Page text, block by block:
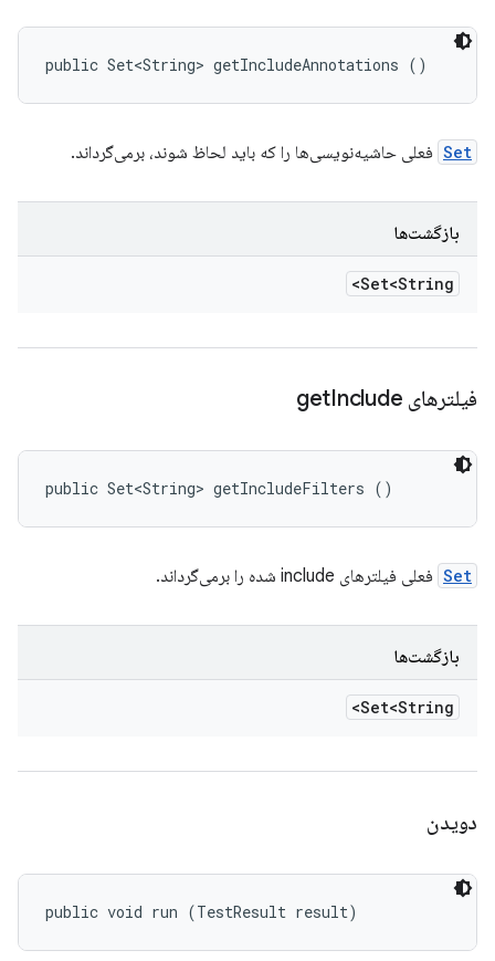
public Set<String> getIncludeAnnotations ()
Set فعلی حاشیه‌نویسی‌ها را که باید لحاظ شوند، برمی‌گرداند.
بازگشت‌ها
Set<String>
فیلترهای get Include
public Set<String> getIncludeFilters ()
Set فعلی فیلترهای include شده را برمی‌گرداند.
بازگشت‌ها
Set<String>
دویدن
public void run (TestResult result)